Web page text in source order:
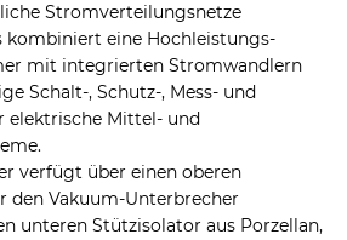
Stromverteilungsnetze
kombiniert eine Hochleistungs-
mit integrierten Stromwandlern
Schalt-, Schutz-, Mess- und
elektrische Mittel- und
verfügt über einen oberen
den Vakuum-Unterbrecher
unteren Stützisolator aus Porzellan,